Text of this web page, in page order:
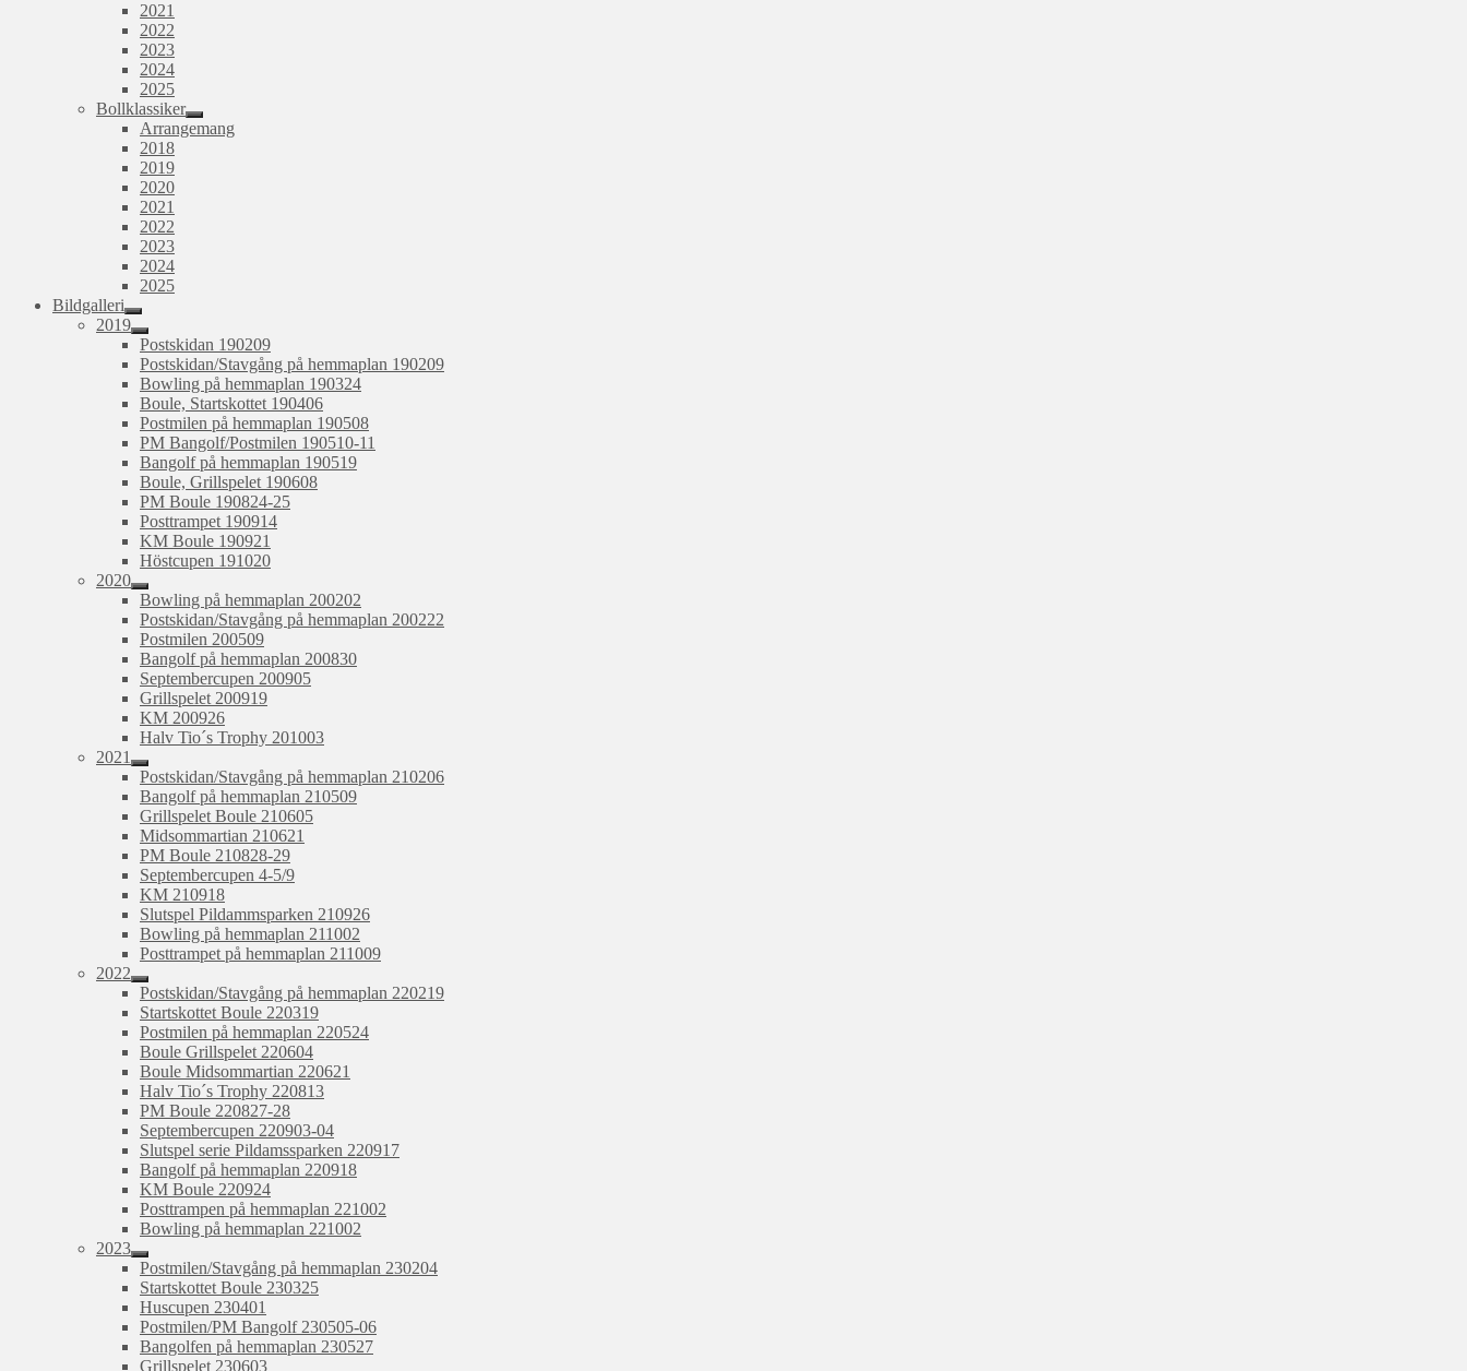
2021
2022
2023
2024
2025
Bollklassiker
expandera
undermeny
Arrangemang
2018
2019
2020
2021
2022
2023
2024
2025
Bildgalleri
expandera
undermeny
2019
expandera
undermeny
Postskidan 190209
Postskidan/Stavgång på hemmaplan 190209
Bowling på hemmaplan 190324
Boule, Startskottet 190406
Postmilen på hemmaplan 190508
PM Bangolf/Postmilen 190510-11
Bangolf på hemmaplan 190519
Boule, Grillspelet 190608
PM Boule 190824-25
Posttrampet 190914
KM Boule 190921
Höstcupen 191020
2020
expandera
undermeny
Bowling på hemmaplan 200202
Postskidan/Stavgång på hemmaplan 200222
Postmilen 200509
Bangolf på hemmaplan 200830
Septembercupen 200905
Grillspelet 200919
KM 200926
Halv Tio´s Trophy 201003
2021
expandera
undermeny
Postskidan/Stavgång på hemmaplan 210206
Bangolf på hemmaplan 210509
Grillspelet Boule 210605
Midsommartian 210621
PM Boule 210828-29
Septembercupen 4-5/9
KM 210918
Slutspel Pildammsparken 210926
Bowling på hemmaplan 211002
Posttrampet på hemmaplan 211009
2022
expandera
undermeny
Postskidan/Stavgång på hemmaplan 220219
Startskottet Boule 220319
Postmilen på hemmaplan 220524
Boule Grillspelet 220604
Boule Midsommartian 220621
Halv Tio´s Trophy 220813
PM Boule 220827-28
Septembercupen 220903-04
Slutspel serie Pildamssparken 220917
Bangolf på hemmaplan 220918
KM Boule 220924
Posttrampen på hemmaplan 221002
Bowling på hemmaplan 221002
2023
expandera
undermeny
Postmilen/Stavgång på hemmaplan 230204
Startskottet Boule 230325
Huscupen 230401
Postmilen/PM Bangolf 230505-06
Bangolfen på hemmaplan 230527
Grillspelet 230603